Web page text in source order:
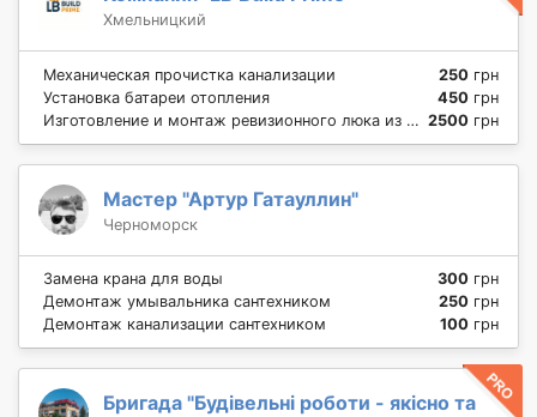
Хмельницкий
Механическая прочистка канализации 250 грн
Установка батареи отопления
450 грн
Изготовление и монтаж ревизионного люка из плитки на магнитах 2500 грн
Мастер "Артур Гатауллин"
Черноморск
Замена крана для воды 300 грн
Демонтаж умывальника сантехником
250 грн
Демонтаж канализации сантехником
100 грн
Бригада "Будівельні роботи - якісно та